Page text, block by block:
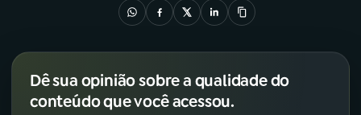
Dê sua opinião sobre a qualidade do
conteúdo que você acessou.